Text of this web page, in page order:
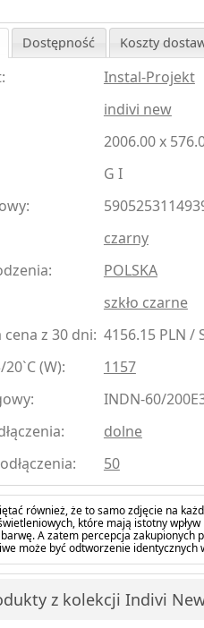
Dostępność Koszty
Instal-Projekt
indivi new
2006.00 x
G I
czarny
POLSKA
szkło czarne
z 30 dni: 4156.15 PLN /
(W):
1157
INDN-60/
dolne
50
również, że to samo zdjęcie na
które mają istotny
barwę. A zatem percepcja
może być odtworzenie identycznych
z kolekcji Indivi